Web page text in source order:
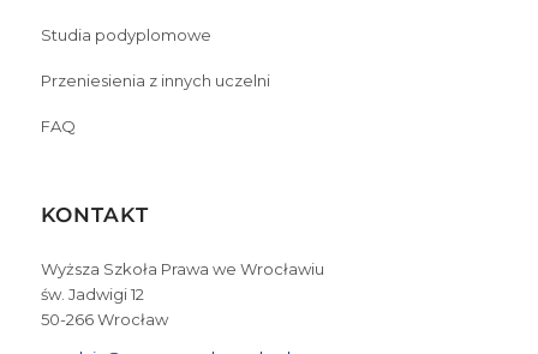
Studia podyplomowe
Przeniesienia z innych uczelni
FAQ
KONTAKT
Wyższa Szkoła Prawa we Wrocławiu
św. Jadwigi 12
50-266 Wrocław